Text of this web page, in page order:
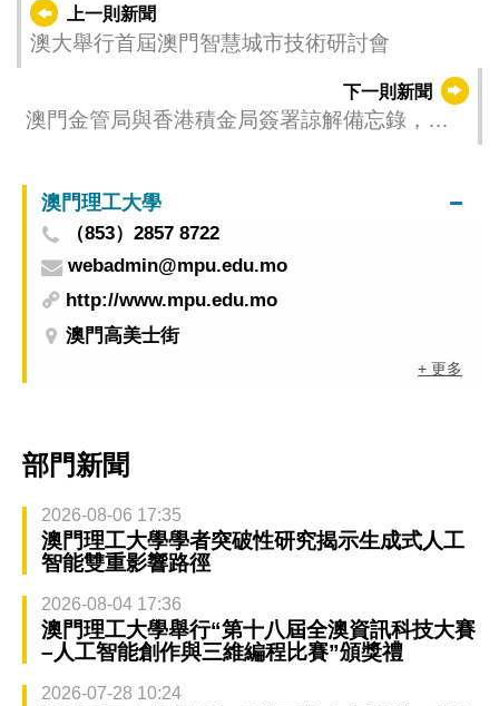
上一則新聞
澳大舉行首屆澳門智慧城市技術研討會
下一則新聞
澳門金管局與香港積金局簽署諒解備忘錄，加
澳門理工大學
（853）2857 8722
webadmin@mpu.edu.mo
http://www.mpu.edu.mo
澳門高美士街
+ 更多
部門新聞
2026-08-06 17:35
澳門理工大學學者突破性研究揭示生成式人工
智能雙重影響路徑
2026-08-04 17:36
澳門理工大學舉行“第十八屆全澳資訊科技大賽
–人工智能創作與三維編程比賽”頒獎禮
2026-07-28 10:24